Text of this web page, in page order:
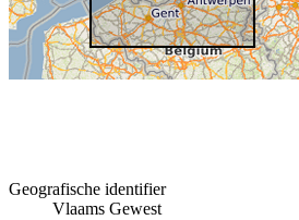
Geografische identifier
Vlaams Gewest